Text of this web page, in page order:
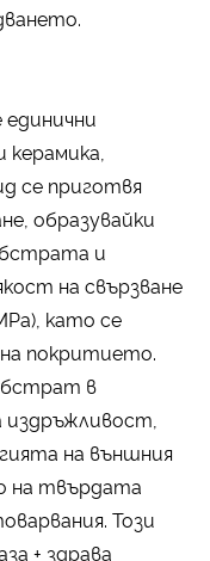
керамика,
се приготвя
образувайки
и
на свързване
като се
покритието.
в
издръжливост,
на външния
на твърдата
Този
+ здрава